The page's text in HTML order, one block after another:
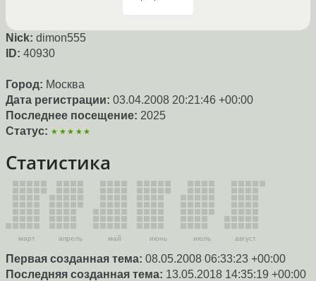
Nick: dimon555
ID: 40930
Город: Москва
Дата регистрации: 03.04.2008 20:21:46 +00:00
Последнее посещение: 2025
Статус: ★★★★★
Статистика
март апрель май июнь июль август
Первая созданная тема: 08.05.2008 06:33:23 +00:00
Последняя созданная тема: 13.05.2018 14:35:19 +00:00